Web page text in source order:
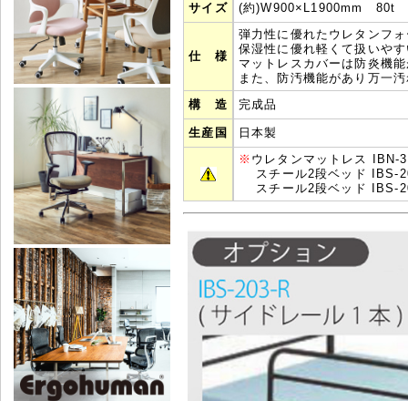
サイズ (約)W900×L1900mm 80t
仕 様
弾力性に優れたウレタンフ
保湿性に優れ軽くて扱いや
マットレスカバーは防炎機
また、防汚機能があり万一
構 造
完成品
生産国
日本製
※ ウレタンマットレス
IBN-
スチール2段ベッド IBS-
スチール2段ベッド IBS-